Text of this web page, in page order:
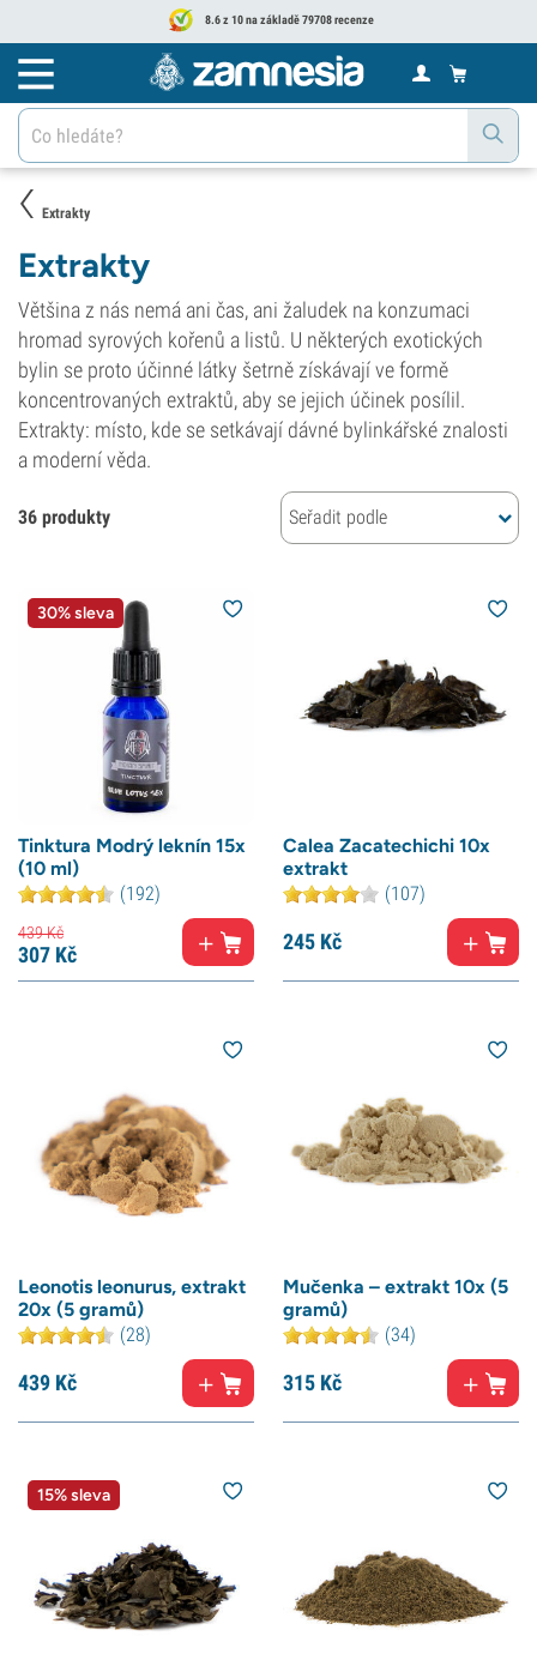
8.6 z 10 na základě 79708 recenze
Extrakty
Extrakty
Většina z nás nemá ani čas, ani žaludek na konzumaci
hromad syrových kořenů a listů. U některých exotických
bylin se proto účinné látky šetrně získávají ve formě
koncentrovaných extraktů, aby se jejich účinek posílil.
Extrakty: místo, kde se setkávají dávné bylinkářské znalosti
a moderní věda.
36 produkty Seřadit podle
30% sleva
Tinktura Modrý leknín 15x
(10 ml)
(192)
439Kč
307 Kč
Calea Zacatechichi 10x
extrakt
(107)
245 Kč
Leonotis leonurus, extrakt
20x (5 gramů)
(28)
439 Kč
Mučenka – extrakt 10x (5
gramů)
(34)
315 Kč
15% sleva